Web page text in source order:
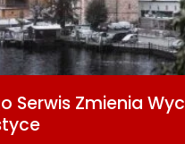
Zmienia Wycenę Po